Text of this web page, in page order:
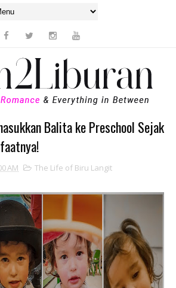
Balita ke Preschool Sejak
AM The Life of Biru Langit